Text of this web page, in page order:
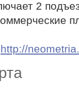
2
http://